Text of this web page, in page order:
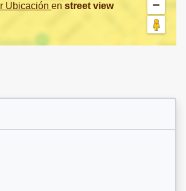
Ubicación en street view